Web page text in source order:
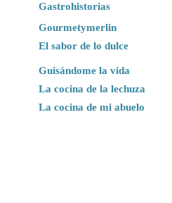
Gastrohistorias
Gourmetymerlin
El sabor de lo dulce
Guisándome la vida
La cocina de la lechuza
La cocina de mi abuelo